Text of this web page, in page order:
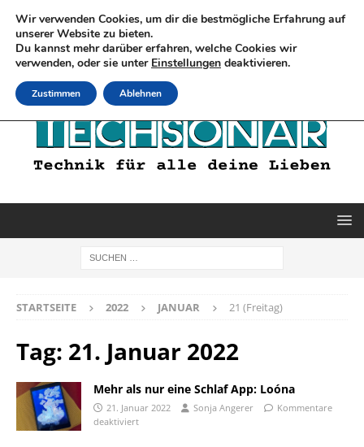
STARTSEITE 2022 JANUAR 21 (Freitag)
Tag: 21. Januar 2022
Mehr als nur eine Schlaf App: Loóna
21. Januar 2022 Sonja Angerer
Kommentare
deaktiviert
Wir verwenden Cookies, um dir die bestmögliche Erfahrung auf
unserer Website zu bieten.
Du kannst mehr darüber erfahren, welche Cookies wir
verwenden, oder sie unter Einstellungen deaktivieren.
Zustimmen Ablehnen